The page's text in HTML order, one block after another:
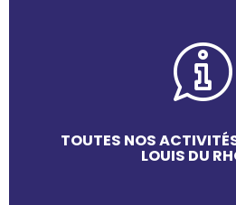
TOUTES NOS
LOUIS DU